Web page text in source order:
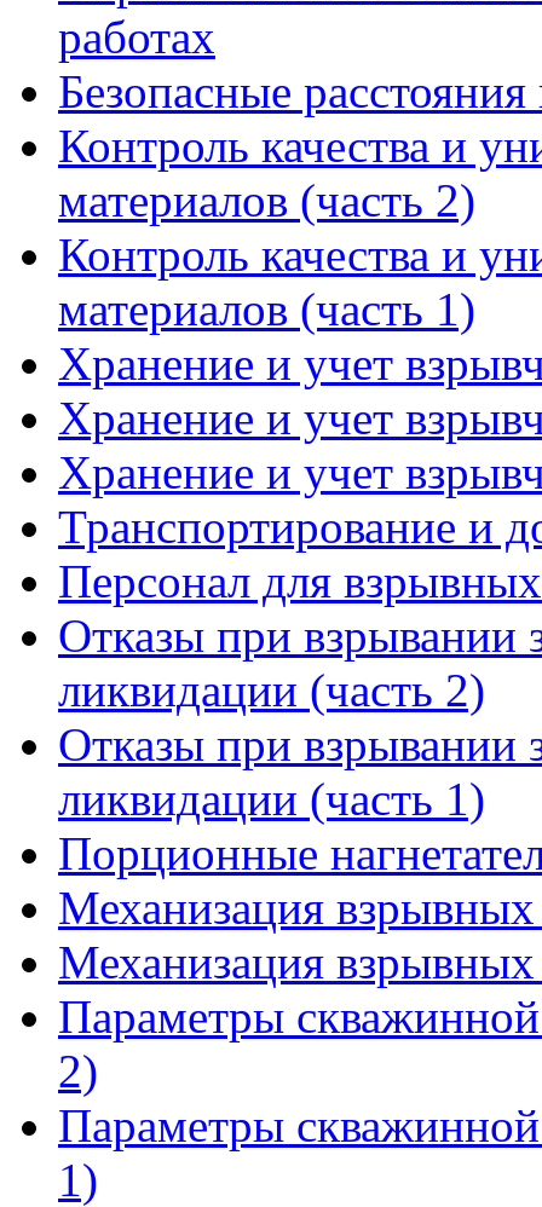
работах
Безопасные
Контроль качества и
материалов (часть 2)
Контроль качества и
материалов (часть 1)
Хранение и учет
Хранение и учет
Хранение и учет
Транспортирование и
Персонал для
Отказы при взрывании
ликвидации (часть 2)
Отказы при взрывании
ликвидации (часть 1)
Порционные
Механизация взрывных
Механизация взрывных
Параметры
2)
Параметры
1)